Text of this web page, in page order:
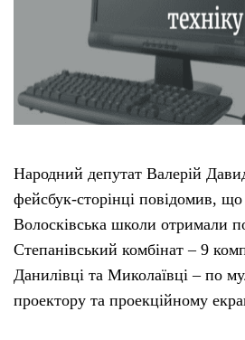
Народний депутат Валерій
фейсбук-сторінці повідомив, що
Волосківська школи отримали
Степанівський комбінат – 9
Данилівці та Миколаївці – по
проектору та проекційному